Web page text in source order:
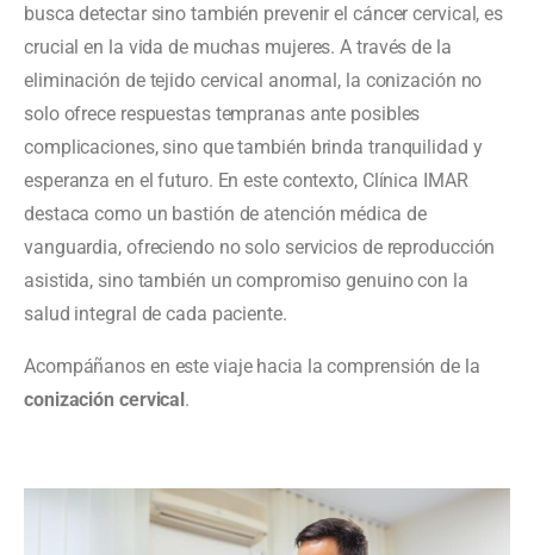
busca detectar sino también prevenir el cáncer cervical, es
crucial en la vida de muchas mujeres. A través de la
eliminación de tejido cervical anormal, la conización no
solo ofrece respuestas tempranas ante posibles
complicaciones, sino que también brinda tranquilidad y
esperanza en el futuro. En este contexto, Clínica IMAR
destaca como un bastión de atención médica de
vanguardia, ofreciendo no solo servicios de reproducción
asistida, sino también un compromiso genuino con la
salud integral de cada paciente.
Acompáñanos en este viaje hacia la comprensión de la
conización cervical.